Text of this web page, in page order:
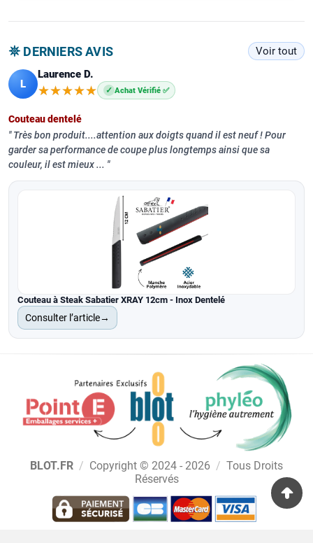
𖤓 DERNIERS AVIS Voir tout
L
Laurence D.
★★★★★
★★★★★ ✓ Achat Vérifié ✅
Couteau dentelé
Très bon produit....attention aux doigts quand il est neuf ! Pour
garder sa performance de coupe plus longtemps ainsi que sa
couleur, il est mieux ...
Couteau à Steak Sabatier XRAY 12cm - Inox Dentelé
Consulter l’article→
BLOT.FR / Copyright © 2024 - 2026 / Tous Droits
Réservés